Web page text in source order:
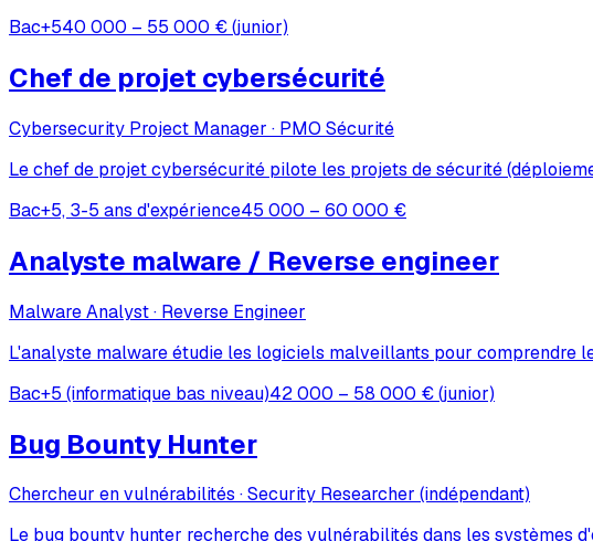
Bac+540 000 – 55 000 € (junior)
Chef de projet cybersécurité
Cybersecurity Project Manager · PMO Sécurité
Le chef de projet cybersécurité pilote les projets de sécurité
Bac+5, 3-5 ans d'expérience45 000 – 60 000 €
Analyste malware / Reverse engineer
Malware Analyst · Reverse Engineer
L'analyste malware étudie les logiciels malveillants pour comprendre
Bac+5 (informatique bas niveau)42 000 – 58 000 € (junior)
Bug Bounty Hunter
Chercheur en vulnérabilités · Security Researcher (indépendant)
Le bug bounty hunter recherche des vulnérabilités dans les systèmes